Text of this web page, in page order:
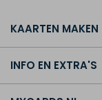
KAARTEN MAKEN
INFO EN EXTRA'S